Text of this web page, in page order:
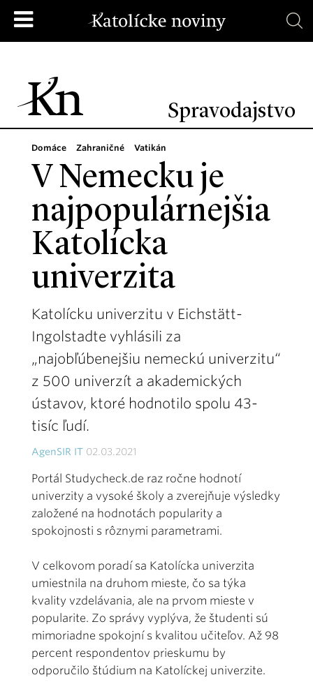
Spravodajstvo
Domáce Zahraničné Vatikán
V Nemecku je
najpopulárnejšia
Katolícka
univerzita
Katolícku univerzitu v Eichstätt-
Ingolstadte vyhlásili za
„najobľúbenejšiu nemeckú univerzitu“
z 500 univerzít a akademických
ústavov, ktoré hodnotilo spolu 43-
tisíc ľudí.
AgenSIR IT 02.03.2021
Portál Studycheck.de raz ročne hodnotí
univerzity a vysoké školy a zverejňuje výsledky
založené na hodnotách popularity a
spokojnosti s rôznymi parametrami.
V celkovom poradí sa Katolícka univerzita
umiestnila na druhom mieste, čo sa týka
kvality vzdelávania, ale na prvom mieste v
popularite. Zo správy vyplýva, že študenti sú
mimoriadne spokojní s kvalitou učiteľov. Až 98
percent respondentov prieskumu by
odporučilo štúdium na Katolíckej univerzite.